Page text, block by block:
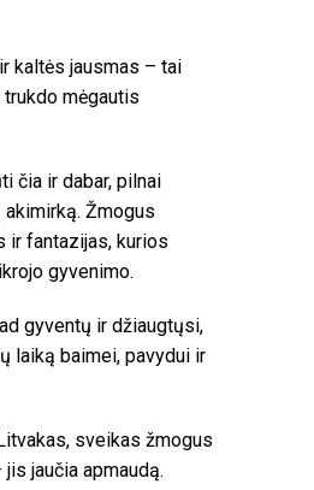
kaltės jausmas – tai
mėgautis
čia ir dabar, pilnai
Žmogus
ir fantazijas, kurios
gyvenimo.
gyventų ir džiaugtųsi,
laiką baimei, pavydui ir
sveikas žmogus
jaučia apmaudą.